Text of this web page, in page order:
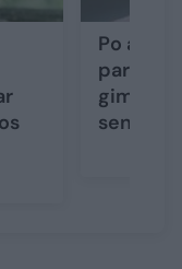
Po
giminė